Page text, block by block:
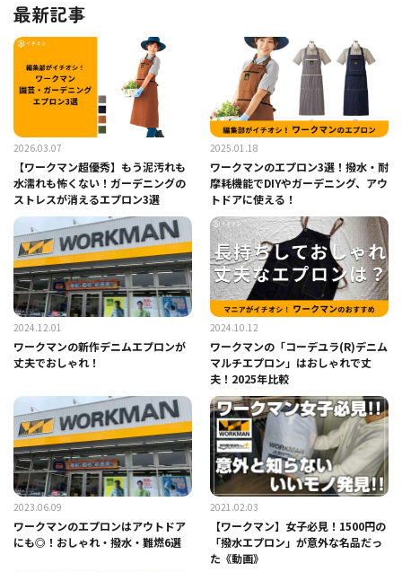
最新記事
2026.03.07
【ワークマン超優秀】もう泥汚れも
水濡れも怖くない！ガーデニングの
ストレスが消えるエプロン3選
2025.01.18
ワークマンのエプロン3選！撥水・耐
摩耗機能でDIYやガーデニング、アウ
トドアに使える！
2024.12.01
ワークマンの新作デニムエプロンが
丈夫でおしゃれ！
2024.10.12
ワークマンの「コーデユラ(R)デニム
マルチエプロン」はおしゃれで丈
夫！2025年比較
2023.06.09
ワークマンのエプロンはアウトドア
にも◎！おしゃれ・撥水・難燃6選
2021.02.03
【ワークマン】女子必見！1500円の
「撥水エプロン」が意外な名品だっ
た《動画》